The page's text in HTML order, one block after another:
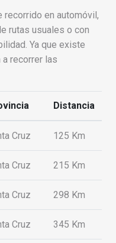
en automóvil,
rutas usuales o con
Ya que existe
recorrer las
Distancia
Cruz 125 Km
Cruz 215 Km
Cruz 298 Km
Cruz 345 Km